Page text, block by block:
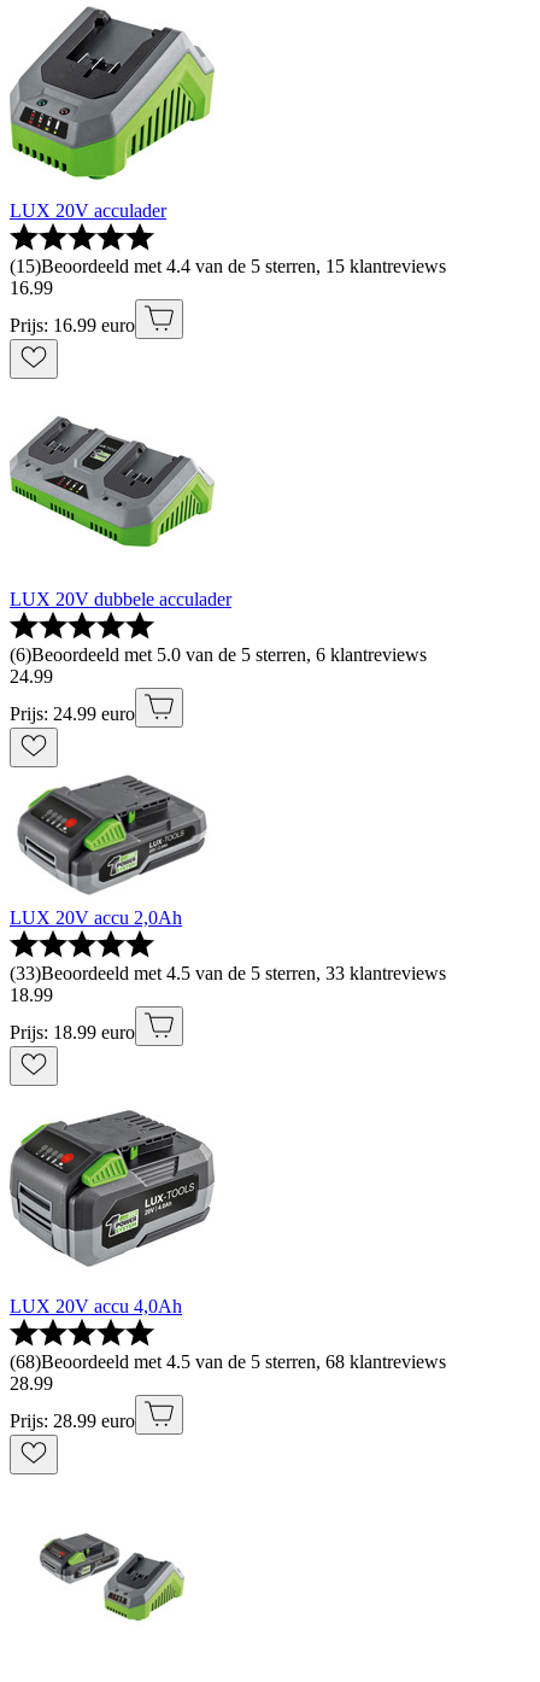
LUX 20V acculader
(15)Beoordeeld met 4.4 van de 5 sterren, 15 klantreviews
16.99
Prijs: 16.99 euro
LUX 20V dubbele acculader
(6)Beoordeeld met 5.0 van de 5 sterren, 6 klantreviews
24.99
Prijs: 24.99 euro
LUX 20V accu 2,0Ah
(33)Beoordeeld met 4.5 van de 5 sterren, 33 klantreviews
18.99
Prijs: 18.99 euro
LUX 20V accu 4,0Ah
(68)Beoordeeld met 4.5 van de 5 sterren, 68 klantreviews
28.99
Prijs: 28.99 euro